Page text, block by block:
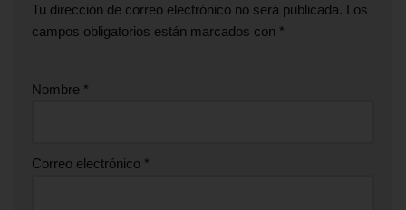
Tu dirección de correo electrónico no será publicada. Los
campos obligatorios están marcados con *
Nombre *
Correo electrónico *